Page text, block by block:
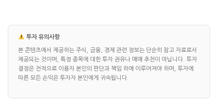
투자 유의사항
본 콘텐츠에서 제공하는 주식, 금융, 경제 관련 정보는 단순히 참고 자료로서
제공되는 것이며, 특정 종목에 대한 투자 권유나 매매 추천이 아닙니다. 투자
결정은 전적으로 이용자 본인의 판단과 책임 하에 이루어져야 하며, 투자에
따른 모든 손익은 투자자 본인에게 귀속됩니다.